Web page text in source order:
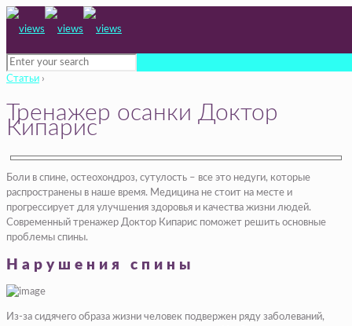
Статьи ›
Тренажер осанки Доктор
Кипарис
Боли в спине, остеохондроз, сутулость – все это недуги, которые
распространены в наше время. Медицина не стоит на месте и
прогрессирует для улучшения здоровья и качества жизни людей.
Современный тренажер Доктор Кипарис поможет решить основные
проблемы спины.
Нарушения спины
Из-за сидячего образа жизни человек подвержен ряду заболеваний,